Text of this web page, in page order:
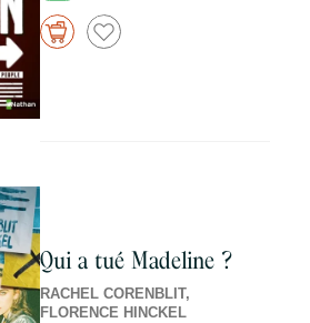
Qui a tué Madeline ?
RACHEL CORENBLIT,
FLORENCE HINCKEL